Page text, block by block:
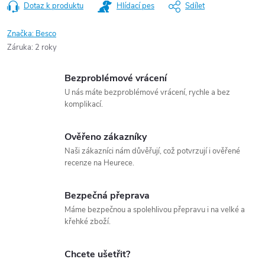
Dotaz k produktu Hlídací pes Sdílet
Značka: Besco
Záruka: 2 roky
Bezproblémové vrácení
U nás máte bezproblémové vrácení, rychle a bez
komplikací.
Ověřeno zákazníky
Naši zákazníci nám důvěřují, což potvrzují i ověřené
recenze na Heurece.
Bezpečná přeprava
Máme bezpečnou a spolehlivou přepravu i na velké a
křehké zboží.
Chcete ušetřit?